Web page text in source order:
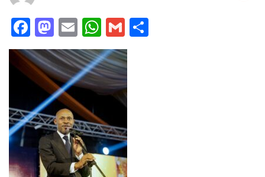
Facebook
Mastodon
EmailWhatsApp
Gmail